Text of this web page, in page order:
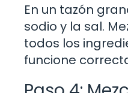
En un tazón
sodio y la sal.
todos los
funcione